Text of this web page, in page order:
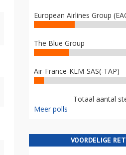
European Airlines Group
The Blue Group
Air-France-KLM-SAS(-TAP)
Totaal aantal
Meer polls
VOORDELIGE